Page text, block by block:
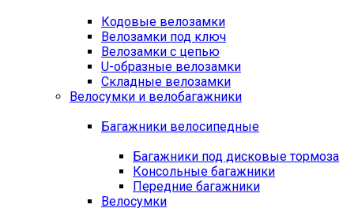
Кодовые велозамки
Велозамки под ключ
Велозамки с цепью
U-образные велозамки
Складные велозамки
Велосумки и велобагажники
Багажники велосипедные
Багажники под дисковые тормоза
Консольные багажники
Передние багажники
Велосумки